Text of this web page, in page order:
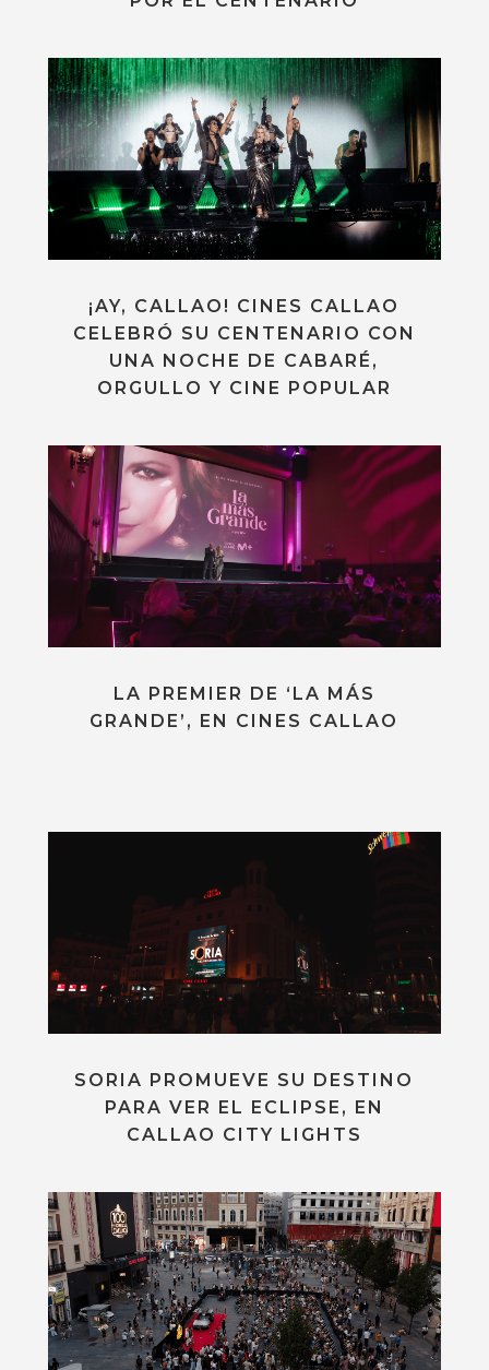
¡AY, CALLAO! CINES CALLAO
CELEBRÓ SU CENTENARIO CON
UNA NOCHE DE CABARÉ,
ORGULLO Y CINE POPULAR
LA PREMIER DE ‘LA MÁS
GRANDE’, EN CINES CALLAO
SORIA PROMUEVE SU DESTINO
PARA VER EL ECLIPSE, EN
CALLAO CITY LIGHTS